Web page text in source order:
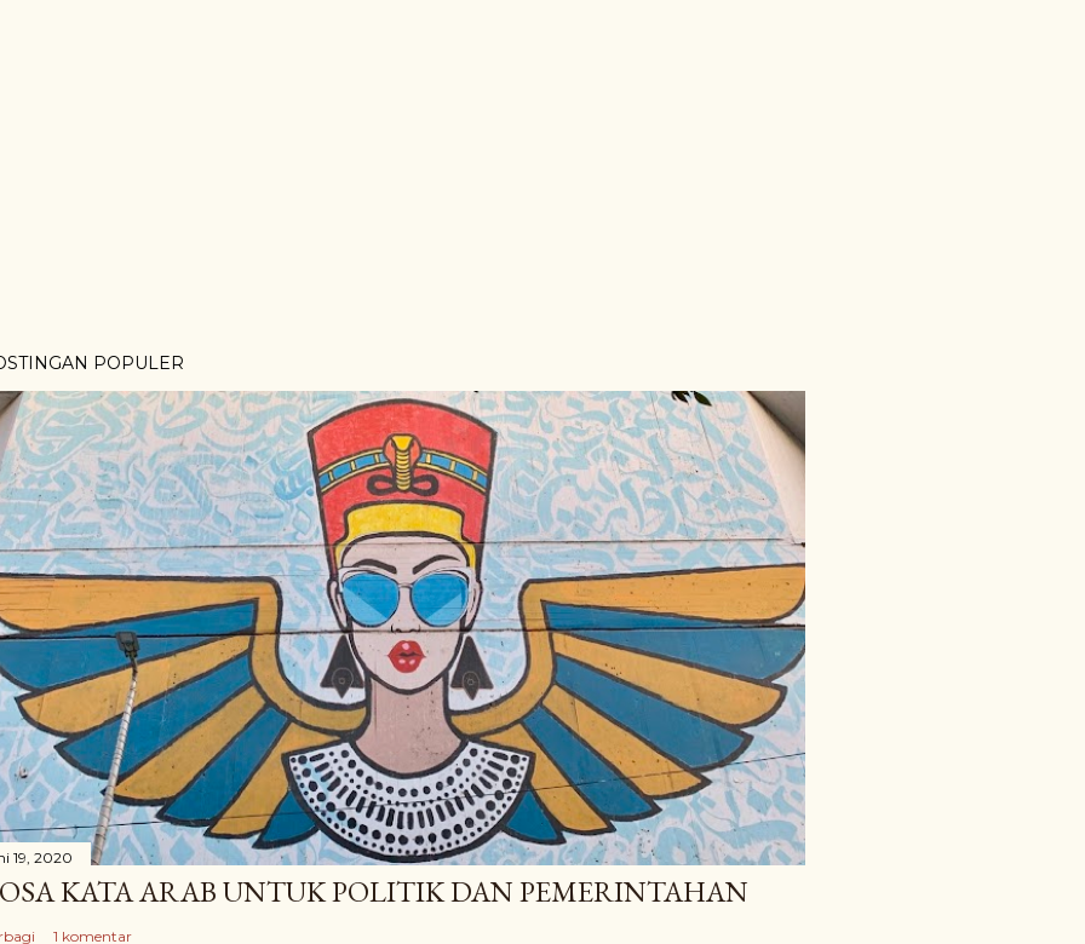
POPULER
19, 2020
KATA ARAB UNTUK POLITIK DAN PEMERINTAHAN
1 komentar